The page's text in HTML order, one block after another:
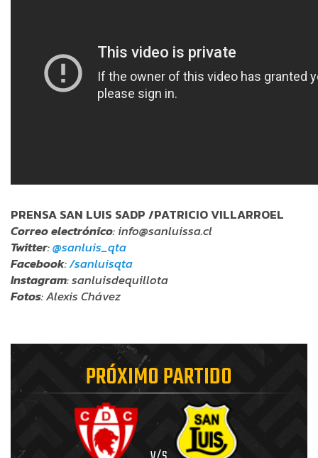
PRENSA SAN LUIS SADP /PATRICIO VILLARROEL
Correo electrónico: info@sanluissa.cl
Twitter:@sanluis_qta
Facebook:/sanluisqta
Instagram: sanluisdequillota
Fotos: Alexis Chávez
PRÓXIMO PARTIDO